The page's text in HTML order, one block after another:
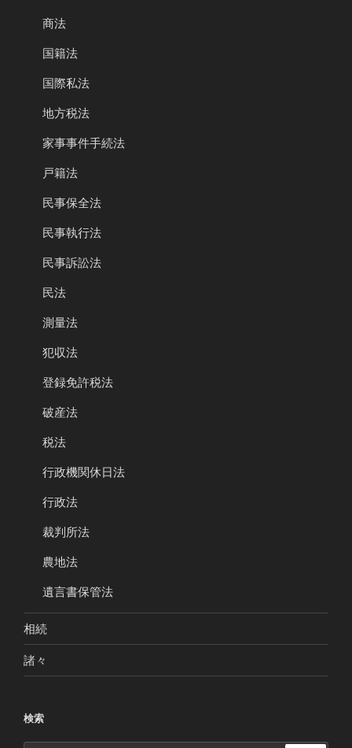
商法
国籍法
国際私法
地方税法
家事事件手続法
戸籍法
民事保全法
民事執行法
民事訴訟法
民法
測量法
犯収法
登録免許税法
破産法
税法
行政機関休日法
行政法
裁判所法
農地法
遺言書保管法
相続
諸々
検索